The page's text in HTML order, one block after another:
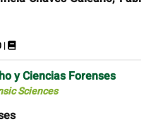
|
y Ciencias Forenses
Sciences